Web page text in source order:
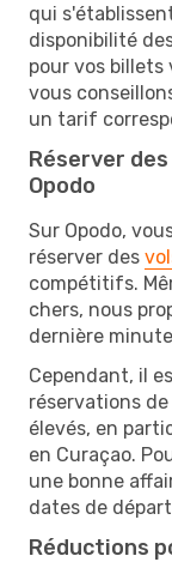
qui
disponibilité
pour vos billets
vous
un tarif
Réserver
Opodo
Sur Opodo,
réserver des
compétitifs.
chers, nous
dernière
Cependant, il
réservations
élevés, en
en Curaçao.
une bonne
dates de
Réductions